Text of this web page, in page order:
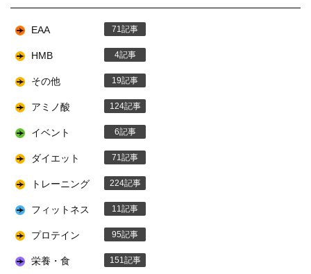
EAA 71
HMB 4
その他 19
アミノ酸 124
イベント 6
ダイエット 71
トレーニング 224
フィットネス 11
プロテイン 95
栄養・食 151